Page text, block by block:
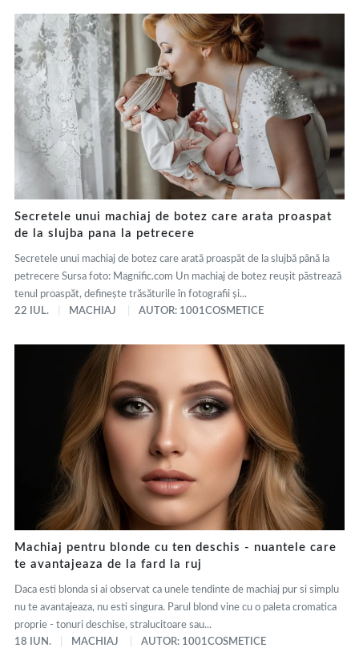
Secretele unui machiaj de botez care arata proaspat
de la slujba pana la petrecere
Secretele unui machiaj de botez care arată proaspăt de la slujbă până la
petrecere Sursa foto: Magnific.com Un machiaj de botez reușit păstrează
tenul proaspăt, definește trăsăturile în fotografii și...
22 IUL.
MACHIAJ AUTOR: 1001COSMETICE
Machiaj pentru blonde cu ten deschis - nuantele care
te avantajeaza de la fard la ruj
Daca esti blonda si ai observat ca unele tendinte de machiaj pur si simplu
nu te avantajeaza, nu esti singura. Parul blond vine cu o paleta cromatica
proprie - tonuri deschise, stralucitoare sau...
18 IUN.
MACHIAJ AUTOR: 1001COSMETICE